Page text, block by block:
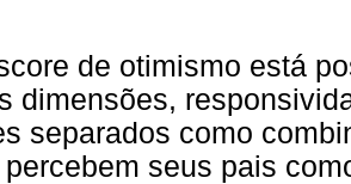
de otimismo está
dimensões,
separados como
percebem seus pais